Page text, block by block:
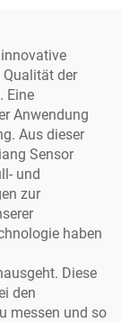
Qualität der
Eine
Anwendung
Aus dieser
Sensor
und
zur
haben
Diese
den
messen und so